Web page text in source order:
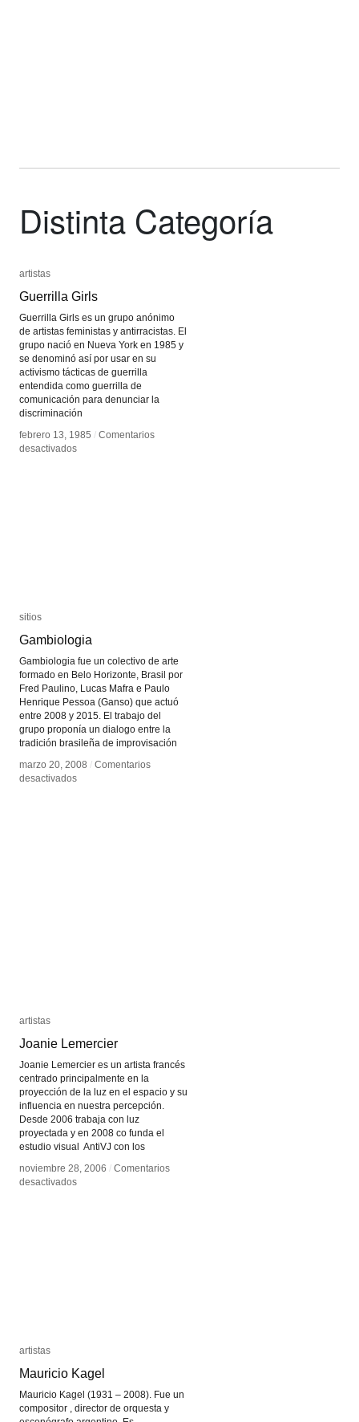
Distinta Categoría
artistas
Guerrilla Girls
Guerrilla Girls es un grupo anónimo
de artistas feministas y antirracistas. El
grupo nació en Nueva York en 1985 y
se denominó así por usar en su
activismo tácticas de guerrilla
entendida como guerrilla de
comunicación para denunciar la
discriminación
febrero 13, 1985 / Comentarios
desactivadosen
artistas
Guerrilla Girls
febrero 13, 1985 / Comentarios
desactivadosen
sitios
Gambiologia
Gambiologia fue un colectivo de arte
formado en Belo Horizonte, Brasil por
Fred Paulino, Lucas Mafra e Paulo
Henrique Pessoa (Ganso) que actuó
entre 2008 y 2015. El trabajo del
grupo proponía un dialogo entre la
tradición brasileña de improvisación
marzo 20, 2008 / Comentarios
desactivadosen
sitios
Gambiologia
marzo 20, 2008 / Comentarios
desactivadosen
artistas
Joanie Lemercier
Joanie Lemercier es un artista francés
centrado principalmente en la
proyección de la luz en el espacio y su
influencia en nuestra percepción.
Desde 2006 trabaja con luz
proyectada y en 2008 co funda el
estudio visual AntiVJ con los
noviembre 28, 2006 / Comentarios
desactivadosen
artistas
Joanie Lemercier
noviembre 28, 2006 / Comentarios
desactivadosen
artistas
Mauricio Kagel
Mauricio Kagel (1931 – 2008). Fue un
compositor , director de orquesta y
artistas
Mauricio Kagel